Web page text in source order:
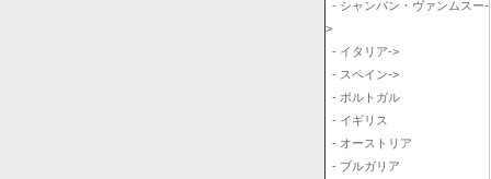
- シャンパン・ヴァンムスー-
>
- イタリア->
- スペイン->
- ポルトガル
- イギリス
- オーストリア
- ブルガリア